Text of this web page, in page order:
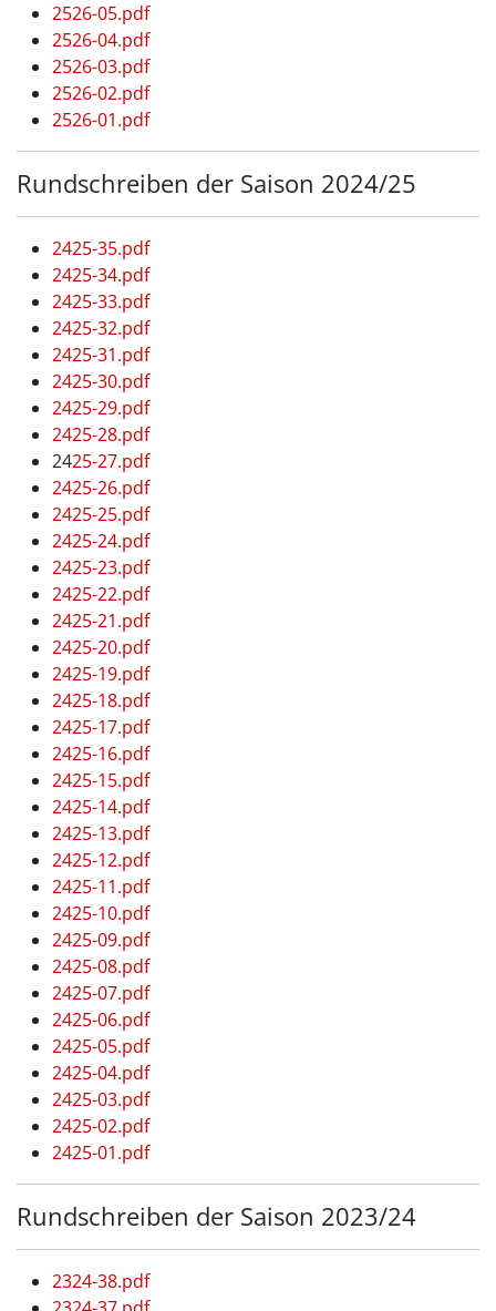
2526-05.pdf
2526-04.pdf
2526-03.pdf
2526-02.pdf
2526-01.pdf
Rundschreiben der Saison 2024/25
2425-35.pdf
2425-34.pdf
2425-33.pdf
2425-32.pdf
2425-31.pdf
2425-30.pdf
2425-29.pdf
2425-28.pdf
2425-27.pdf
2425-26.pdf
2425-25.pdf
2425-24.pdf
2425-23.pdf
2425-22.pdf
2425-21.pdf
2425-20.pdf
2425-19.pdf
2425-18.pdf
2425-17.pdf
2425-16.pdf
2425-15.pdf
2425-14.pdf
2425-13.pdf
2425-12.pdf
2425-11.pdf
2425-10.pdf
2425-09.pdf
2425-08.pdf
2425-07.pdf
2425-06.pdf
2425-05.pdf
2425-04.pdf
2425-03.pdf
2425-02.pdf
2425-01.pdf
Rundschreiben der Saison 2023/24
2324-38.pdf